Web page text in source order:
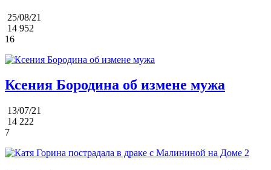
25/08/21
14 952
16
Ксения Бородина об измене мужа
13/07/21
14 222
7